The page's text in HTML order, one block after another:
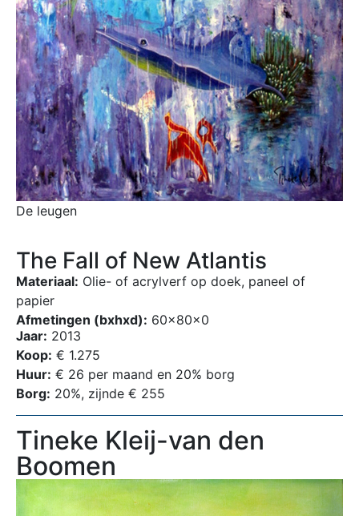
De leugen
The Fall of New Atlantis
Materiaal: Olie- of acrylverf op doek, paneel of
papier
Afmetingen (bxhxd): 60x80x0
Jaar: 2013
Koop: € 1.275
Huur: € 26 per maand en 20% borg
Borg: 20%, zijnde € 255
Tineke Kleij-van den
Boomen